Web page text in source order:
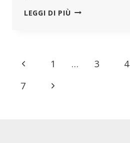
LEGGI DI PIÙSTORICA
VACCINAZIONE
Navigazione
pagina
Pagina
Precedente
1 … 3 4
7
Pagina